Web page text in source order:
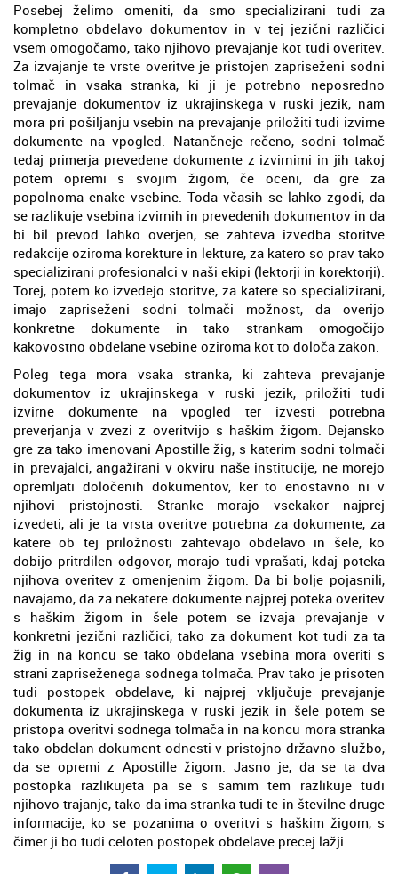
Posebej želimo omeniti, da smo specializirani tudi za
kompletno obdelavo dokumentov in v tej jezični različici
vsem omogočamo, tako njihovo prevajanje kot tudi overitev.
Za izvajanje te vrste overitve je pristojen zapriseženi sodni
tolmač in vsaka stranka, ki ji je potrebno neposredno
prevajanje dokumentov iz ukrajinskega v ruski jezik, nam
mora pri pošiljanju vsebin na prevajanje priložiti tudi izvirne
dokumente na vpogled. Natančneje rečeno, sodni tolmač
tedaj primerja prevedene dokumente z izvirnimi in jih takoj
potem opremi s svojim žigom, če oceni, da gre za
popolnoma enake vsebine. Toda včasih se lahko zgodi, da
se razlikuje vsebina izvirnih in prevedenih dokumentov in da
bi bil prevod lahko overjen, se zahteva izvedba storitve
redakcije oziroma korekture in lekture, za katero so prav tako
specializirani profesionalci v naši ekipi (lektorji in korektorji).
Torej, potem ko izvedejo storitve, za katere so specializirani,
imajo zapriseženi sodni tolmači možnost, da overijo
konkretne dokumente in tako strankam omogočijo
kakovostno obdelane vsebine oziroma kot to določa zakon.
Poleg tega mora vsaka stranka, ki zahteva prevajanje
dokumentov iz ukrajinskega v ruski jezik, priložiti tudi
izvirne dokumente na vpogled ter izvesti potrebna
preverjanja v zvezi z overitvijo s haškim žigom. Dejansko
gre za tako imenovani Apostille žig, s katerim sodni tolmači
in prevajalci, angažirani v okviru naše institucije, ne morejo
opremljati določenih dokumentov, ker to enostavno ni v
njihovi pristojnosti. Stranke morajo vsekakor najprej
izvedeti, ali je ta vrsta overitve potrebna za dokumente, za
katere ob tej priložnosti zahtevajo obdelavo in šele, ko
dobijo pritrdilen odgovor, morajo tudi vprašati, kdaj poteka
njihova overitev z omenjenim žigom. Da bi bolje pojasnili,
navajamo, da za nekatere dokumente najprej poteka overitev
s haškim žigom in šele potem se izvaja prevajanje v
konkretni jezični različici, tako za dokument kot tudi za ta
žig in na koncu se tako obdelana vsebina mora overiti s
strani zapriseženega sodnega tolmača. Prav tako je prisoten
tudi postopek obdelave, ki najprej vključuje prevajanje
dokumenta iz ukrajinskega v ruski jezik in šele potem se
pristopa overitvi sodnega tolmača in na koncu mora stranka
tako obdelan dokument odnesti v pristojno državno službo,
da se opremi z Apostille žigom. Jasno je, da se ta dva
postopka razlikujeta pa se s samim tem razlikuje tudi
njihovo trajanje, tako da ima stranka tudi te in številne druge
informacije, ko se pozanima o overitvi s haškim žigom, s
čimer ji bo tudi celoten postopek obdelave precej lažji.